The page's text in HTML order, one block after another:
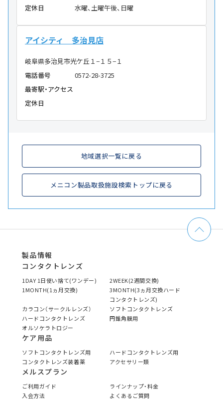
定休日 水曜、土曜午後、日曜
アイシティ 多治見店
岐阜県多治見市光ケ丘１−１５−１
電話番号
0572-28-3725
最寄駅・アクセス
定休日
地域選択一覧に戻る
メニコン製品取扱施設検索トップに戻る
製品情報
コンタクトレンズ
1DAY 1日使い捨て(ワンデー)
2WEEK(2週間交換)
1MONTH(1ヵ月交換)
3MONTH(3ヵ月交換ハード
コンタクトレンズ)
カラコン（サークルレンズ）
ソフトコンタクトレンズ
ハードコンタクトレンズ
円錐角膜用
オルソケラトロジー
ケア用品
ソフトコンタクトレンズ用
ハードコンタクトレンズ用
コンタクトレンズ装着薬
アクセサリー類
メルスプラン
ご利用ガイド
ラインナップ・料金
入会方法
よくあるご質問